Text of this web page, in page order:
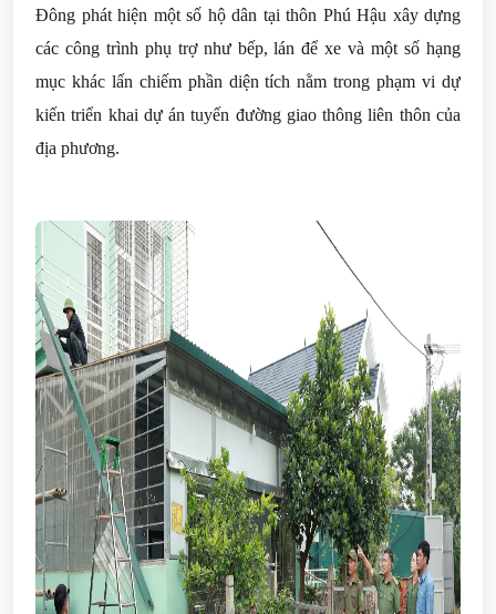
Đông phát hiện một số hộ dân tại thôn Phú Hậu xây dựng
các công trình phụ trợ như bếp, lán để xe và một số hạng
mục khác lấn chiếm phần diện tích nằm trong phạm vi dự
kiến triển khai dự án tuyến đường giao thông liên thôn của
địa phương.